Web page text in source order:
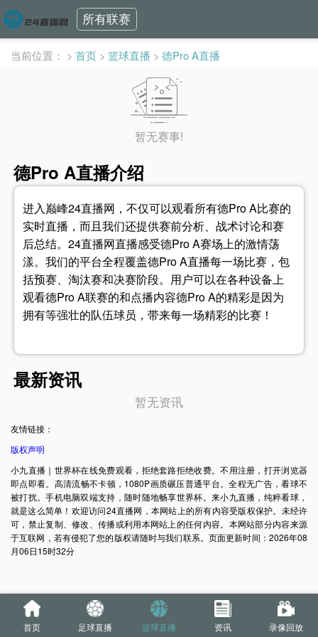
所有联赛
当前位置： > 首页 > 篮球直播 > 德Pro A直播
暂无赛事!
德Pro A直播介绍
进入巅峰24直播网，不仅可以观看所有德Pro A比赛的
实时直播，而且我们还提供赛前分析、战术讨论和赛
后总结。24直播网直播感受德Pro A赛场上的激情荡
漾。我们的平台全程覆盖德Pro A直播每一场比赛，包
括预赛、淘汰赛和决赛阶段。用户可以在各种设备上
观看德Pro A联赛的和点播内容德Pro A的精彩是因为
拥有等强壮的队伍球员，带来每一场精彩的比赛！
最新资讯
暂无资讯
友情链接：
版权声明
小九直播｜世界杯在线免费观看，拒绝套路拒绝收费。不用注册，打开浏览器
即点即看。高清流畅不卡顿，1080P画质碾压普通平台。全程无广告，看球不
被打扰。手机电脑双端支持，随时随地畅享世界杯。来小九直播，纯粹看球，
就是这么简单！欢迎访问24直播网，本网站上的所有内容受版权保护。未经许
可，禁止复制、修改、传播或利用本网站上的任何内容。本网站部分内容来源
于互联网，若有侵犯了您的版权请随时与我们联系。页面更新时间：2026年08
月06日15时32分
首页 足球直播 篮球直播 资讯 录像回放